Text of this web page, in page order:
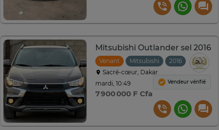
Mitsubishi Outlander sel 2016
Venant Mitsubishi
2016
Sacré-cœur, Dakar
mardi, 10:49
7 900 000 F Cfa
Vendeur vérifié